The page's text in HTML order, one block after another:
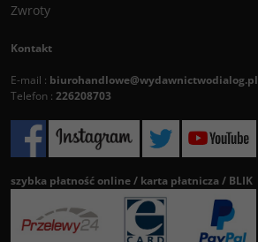
Zwroty
Kontakt
E-mail : biurohandlowe@wydawnictwodialog.pl
Telefon : 226208703
szybka płatność online / karta płatnicza / BLIK